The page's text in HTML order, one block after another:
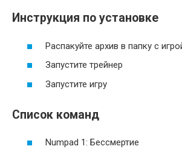
Инструкция по установке
Распакуйте архив в папку с
Запустите трейнер
Запустите игру
Список команд
Numpad 1: Бессмертие